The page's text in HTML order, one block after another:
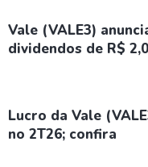
Vale (VALE3)
dividendos de R$
Lucro da Vale
no 2T26; confira